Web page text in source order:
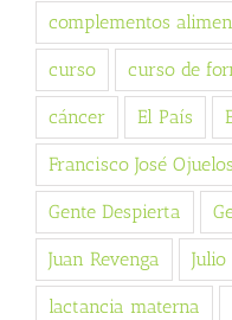
complementos
curso curso de
cáncer El País
Francisco José Ojuelos
Gente Despierta
Juan Revenga
lactancia materna